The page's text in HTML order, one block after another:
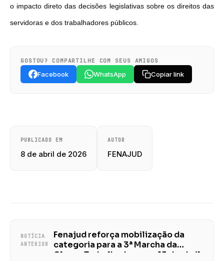
o impacto direto das decisões legislativas sobre os direitos das
servidoras e dos trabalhadores públicos.
GOSTOU? COMPARTILHE COM SEUS AMIGOS
Facebook WhatsApp Copiar link
PUBLICADO EM
8 de abril de 2026
AUTOR
FENAJUD
NOTÍCIA
ANTERIOR
Fenajud reforça mobilização da
categoria para a 3ª Marcha da
Classe Trabalhadora, em 15 de abril